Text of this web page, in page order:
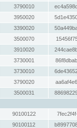
3790010
3950020
3390020
3500070
3910020
3730001
3730010
3790020
3500031
90100122
90100112